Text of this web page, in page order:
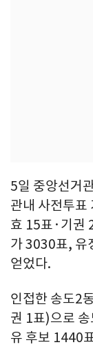
5일 중앙선거
관내 사전투
효 15표·기권
가 3030표, 유
얻었다.
인접한 송도2
권 1표)으로
유 후보 1440